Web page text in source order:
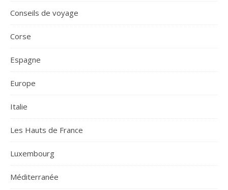
Conseils de voyage
Corse
Espagne
Europe
Italie
Les Hauts de France
Luxembourg
Méditerranée